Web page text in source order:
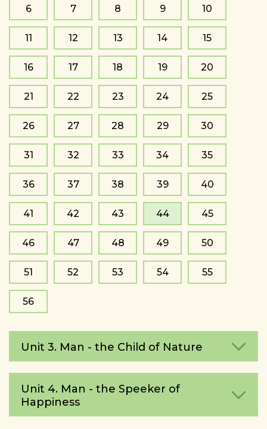
6 7 8 9 10
11 12 13 14 15
16 17 18 19 20
21 22 23 24 25
26 27 28 29 30
31 32 33 34 35
36 37 38 39 40
41 42 43 44 45
46 47 48 49 50
51 52 53 54 55
56
Unit 3. Man - the Child of Nature
Unit 4. Man - the Speeker of
Happiness